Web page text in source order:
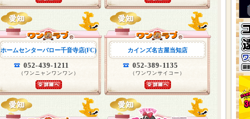
ホームセンターバロー千音寺店(FC)
052-439-1211
（ワンニャンワンワン）
カインズ名古屋当知店
052-389-1135
（ワンワンサイコー）